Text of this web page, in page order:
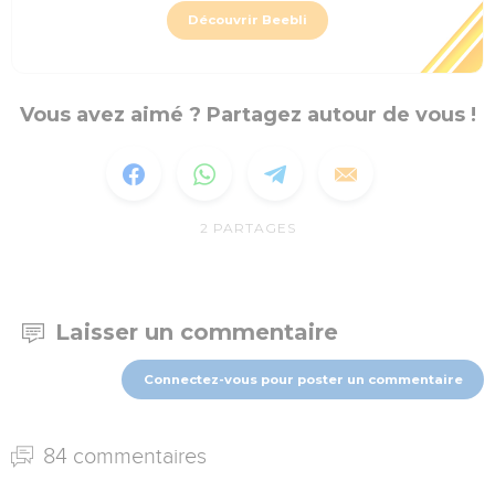
Découvrir Beebli
Vous avez aimé ? Partagez autour de vous !
2 PARTAGES
Laisser un commentaire
Connectez-vous pour poster un commentaire
84 commentaires